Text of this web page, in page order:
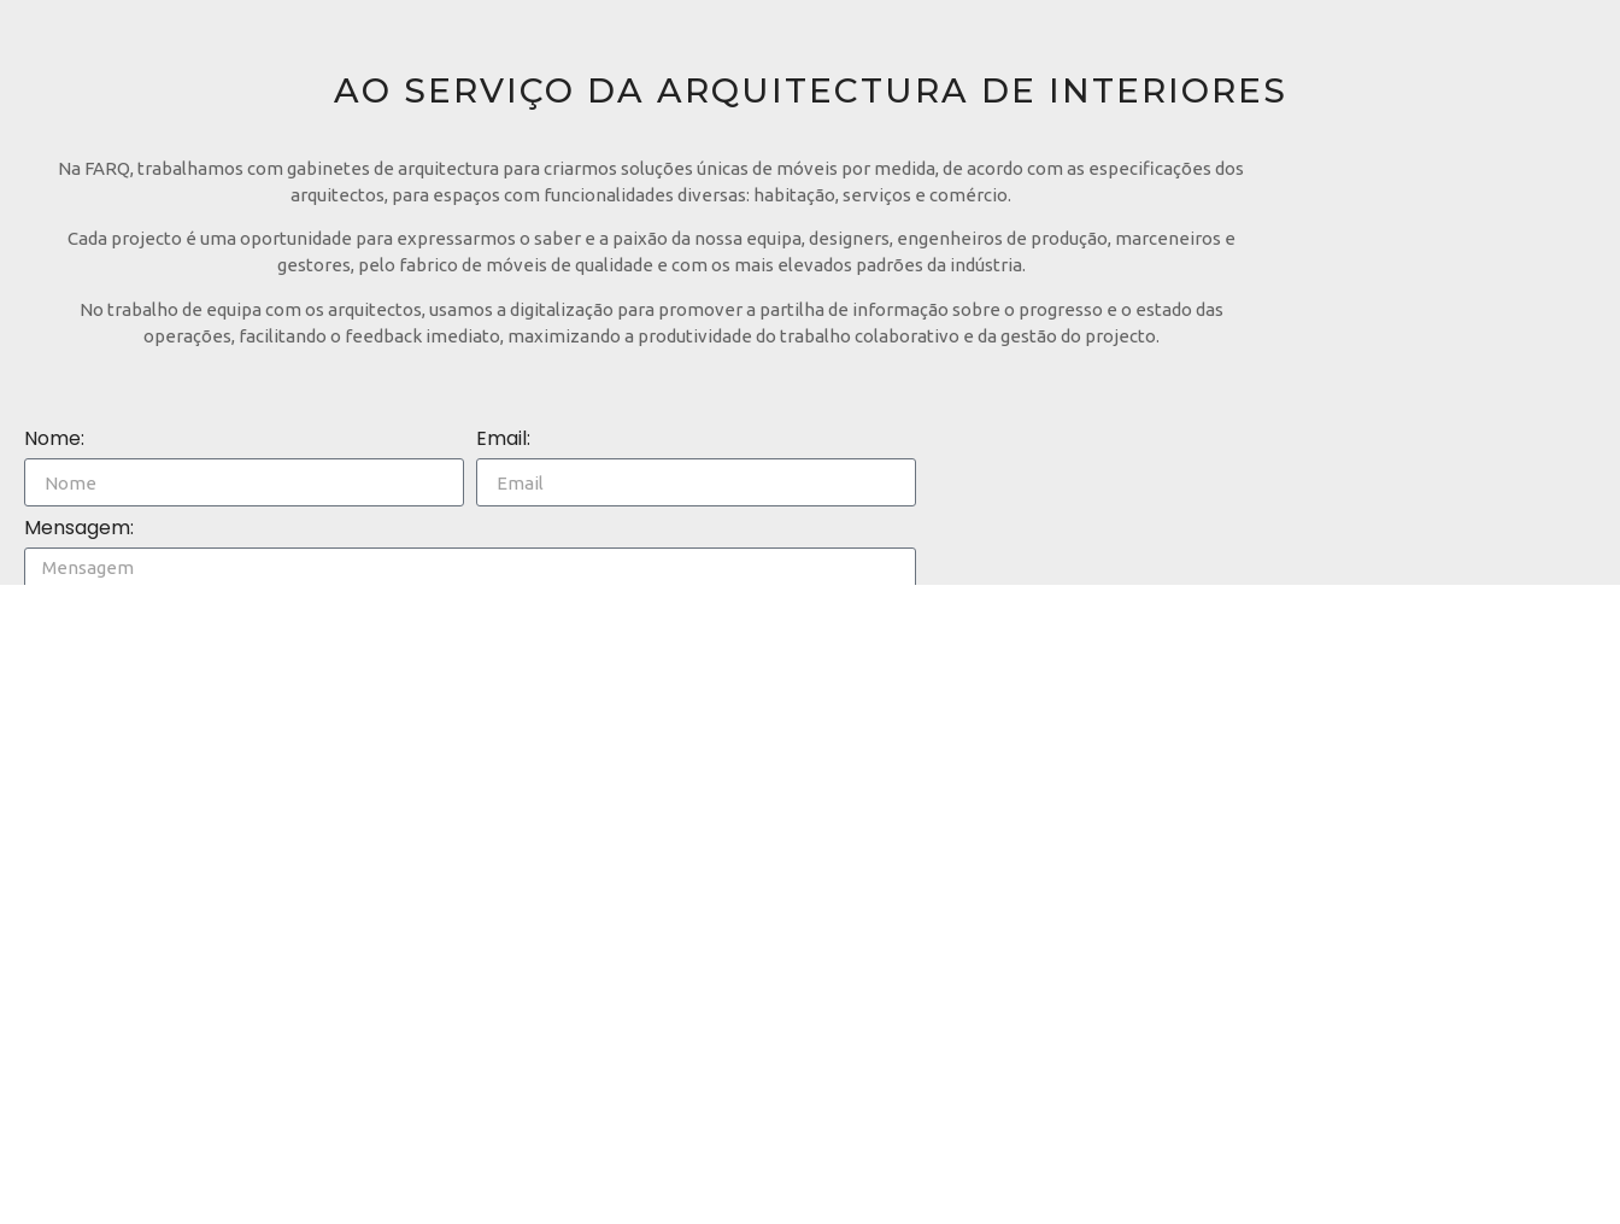
AO SERVIÇO DA ARQUITECTURA DE INTERIORES
Na FARQ, trabalhamos com gabinetes de arquitectura para criarmos soluções únicas de móveis por medida, de acordo com as especificações dos
arquitectos, para espaços com funcionalidades diversas: habitação, serviços e comércio.
Cada projecto é uma oportunidade para expressarmos o saber e a paixão da nossa equipa, designers, engenheiros de produção, marceneiros e
gestores, pelo fabrico de móveis de qualidade e com os mais elevados padrões da indústria.
No trabalho de equipa com os arquitectos, usamos a digitalização para promover a partilha de informação sobre o progresso e o estado das
operações, facilitando o feedback imediato, maximizando a produtividade do trabalho colaborativo e da gestão do projecto.
Nome: Email:
Mensagem: